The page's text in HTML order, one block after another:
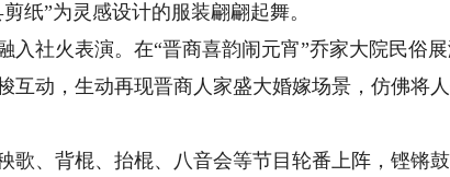
纸”为灵感设计的服装翩翩起舞。
社火表演。在“晋商喜韵闹元宵”乔家大院民俗
互动，生动再现晋商人家盛大婚嫁场景，仿佛将
、背棍、抬棍、八音会等节目轮番上阵，铿锵